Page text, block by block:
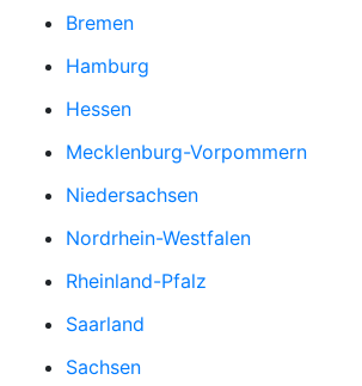
Bremen
Hamburg
Hessen
Mecklenburg-Vorpommern
Niedersachsen
Nordrhein-Westfalen
Rheinland-Pfalz
Saarland
Sachsen